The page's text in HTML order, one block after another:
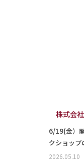
株式会
6/19(金）
クショップ
2026.05.10